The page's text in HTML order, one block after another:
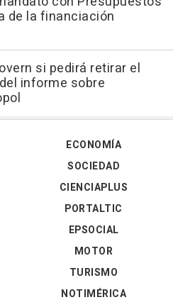
de la financiación
si pedirá retirar el
informe sobre
ECONOMÍA
SOCIEDAD
CIENCIAPLUS
PORTALTIC
EPSOCIAL
MOTOR
TURISMO
NOTIMÉRICA